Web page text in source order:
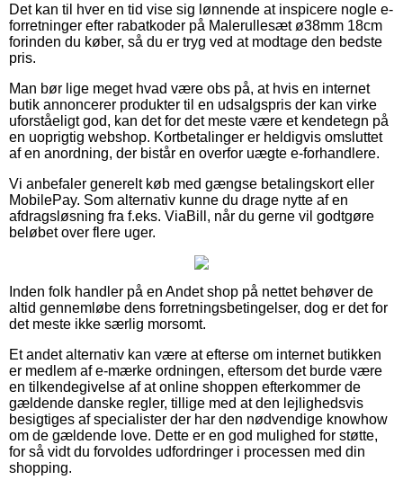
Det kan til hver en tid vise sig lønnende at inspicere nogle e-
forretninger efter rabatkoder på Malerullesæt ø38mm 18cm
forinden du køber, så du er tryg ved at modtage den bedste
pris.
Man bør lige meget hvad være obs på, at hvis en internet
butik annoncerer produkter til en udsalgspris der kan virke
uforståeligt god, kan det for det meste være et kendetegn på
en uoprigtig webshop. Kortbetalinger er heldigvis omsluttet
af en anordning, der bistår en overfor uægte e-forhandlere.
Vi anbefaler generelt køb med gængse betalingskort eller
MobilePay. Som alternativ kunne du drage nytte af en
afdragsløsning fra f.eks. ViaBill, når du gerne vil godtgøre
beløbet over flere uger.
Inden folk handler på en Andet shop på nettet behøver de
altid gennemløbe dens forretningsbetingelser, dog er det for
det meste ikke særlig morsomt.
Et andet alternativ kan være at efterse om internet butikken
er medlem af e-mærke ordningen, eftersom det burde være
en tilkendegivelse af at online shoppen efterkommer de
gældende danske regler, tillige med at den lejlighedsvis
besigtiges af specialister der har den nødvendige knowhow
om de gældende love. Dette er en god mulighed for støtte,
for så vidt du forvoldes udfordringer i processen med din
shopping.